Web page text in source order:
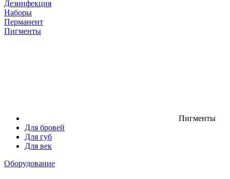
Дезинфекция
Наборы
Перманент
Пигменты
Пигменты
Для бровей
Для губ
Для век
Оборудование